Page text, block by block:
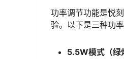
功率调节功能是悦
验。以下是三种功率
5.5W模式（绿